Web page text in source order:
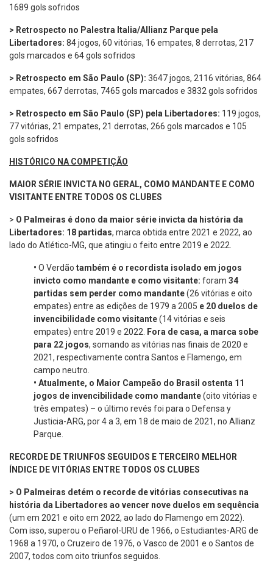
1689 gols sofridos
> Retrospecto no Palestra Italia/Allianz Parque pela
Libertadores: 84 jogos, 60 vitórias, 16 empates, 8 derrotas, 217
gols marcados e 64 gols sofridos
> Retrospecto em São Paulo (SP): 3647 jogos, 2116 vitórias, 864
empates, 667 derrotas, 7465 gols marcados e 3832 gols sofridos
> Retrospecto em São Paulo (SP) pela Libertadores: 119 jogos,
77 vitórias, 21 empates, 21 derrotas, 266 gols marcados e 105
gols sofridos
HISTÓRICO NA COMPETIÇÃO
MAIOR SÉRIE INVICTA NO GERAL, COMO MANDANTE E COMO
VISITANTE ENTRE TODOS OS CLUBES
> O Palmeiras é dono da maior série invicta da história da
Libertadores: 18 partidas, marca obtida entre 2021 e 2022, ao
lado do Atlético-MG, que atingiu o feito entre 2019 e 2022.
• O Verdão também é o recordista isolado em jogos
invicto como mandante e como visitante: foram 34
partidas sem perder como mandante(26 vitórias e oito
empates) entre as edições de 1979 a 2005 e 20 duelos de
invencibilidade como visitante(14 vitórias e seis
empates) entre 2019 e 2022.
Fora de casa, a marca sobe
para 22 jogos, somando as vitórias nas finais de 2020 e
2021, respectivamente contra Santos e Flamengo, em
campo neutro.
• Atualmente, o Maior Campeão do Brasil ostenta 11
jogos de invencibilidade como mandante(oito vitórias e
três empates) – o último revés foi para o Defensa y
Justicia-ARG, por 4 a 3, em 18 de maio de 2021, no Allianz
Parque.
RECORDE DE TRIUNFOS SEGUIDOS E TERCEIRO MELHOR
ÍNDICE DE VITÓRIAS ENTRE TODOS OS CLUBES
> O Palmeiras detém o recorde de vitórias consecutivas na
história da Libertadores ao vencer nove duelos em sequência
(um em 2021 e oito em 2022, ao lado do Flamengo em 2022).
Com isso, superou o Peñarol-URU de 1966, o Estudiantes-ARG de
1968 a 1970, o Cruzeiro de 1976, o Vasco de 2001 e o Santos de
2007, todos com oito triunfos seguidos.